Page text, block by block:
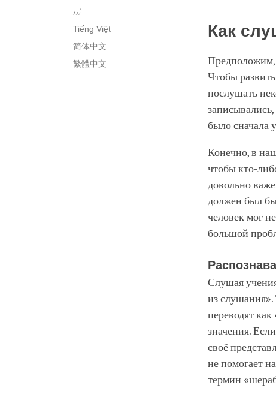
اُردو
Tiếng Việt
简体中文
繁體中文
Как
Предположим,
Чтобы
послушать
было сначала
Конечно, в
чтобы кто-
довольно
должен был
человек мог
большой
Слушая
из
переводят как
значения.
своё
не помогает
термин